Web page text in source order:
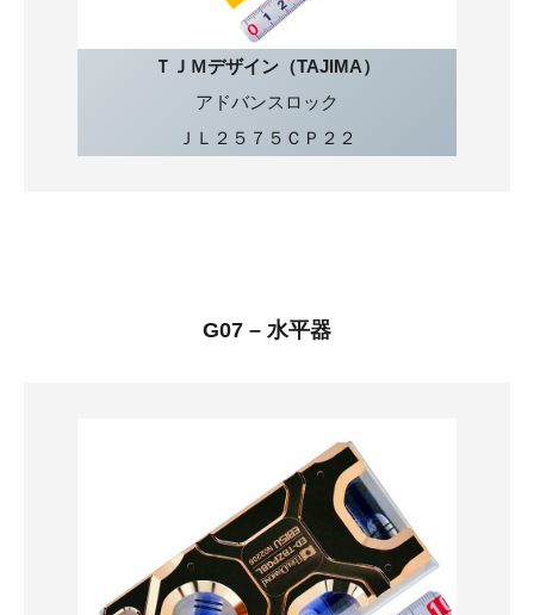
ＴＪＭデザイン（TAJIMA）
アドバンスロック
ＪＬ２５７５ＣＰ２２
G07 – 水平器